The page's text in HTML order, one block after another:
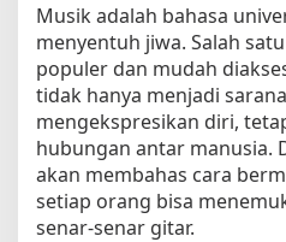
Musik adalah bahasa
menyentuh jiwa. Salah
populer dan mudah
tidak hanya menjadi
mengekspresikan diri,
hubungan antar manusia.
akan membahas cara
setiap orang bisa
senar-senar gitar.